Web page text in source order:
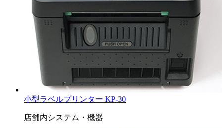
小型ラベルプリンター KP-30
店舗内システム・機器